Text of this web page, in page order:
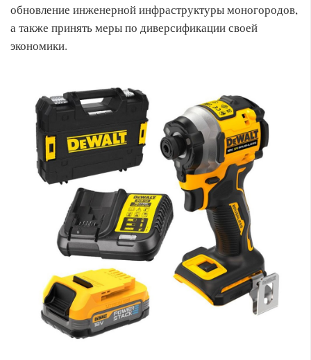
обновление инженерной инфраструктуры моногородов,
а также принять меры по диверсификации своей
экономики.